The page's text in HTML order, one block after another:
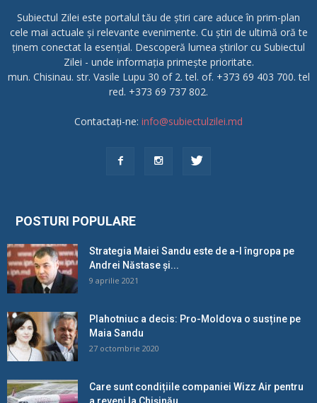
Subiectul Zilei este portalul tău de știri care aduce în prim-plan
cele mai actuale și relevante evenimente. Cu știri de ultimă oră te
ținem conectat la esențial. Descoperă lumea știrilor cu Subiectul
Zilei - unde informația primește prioritate.
mun. Chisinau. str. Vasile Lupu 30 of 2. tel. of. +373 69 403 700. tel
red. +373 69 737 802.
Contactați-ne: info@subiectulzilei.md
POSTURI POPULARE
Strategia Maiei Sandu este de a-l îngropa pe
Andrei Năstase și...
9 aprilie 2021
Plahotniuc a decis: Pro-Moldova o susține pe
Maia Sandu
27 octombrie 2020
Care sunt condițiile companiei Wizz Air pentru